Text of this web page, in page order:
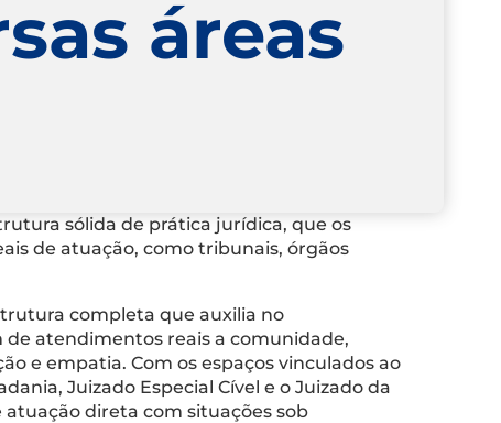
áreas
sólida de prática jurídica, que os
de atuação, como tribunais, órgãos
completa que auxilia no
atendimentos reais a comunidade,
e empatia. Com os espaços vinculados ao
Juizado Especial Cível e o Juizado da
direta com situações sob